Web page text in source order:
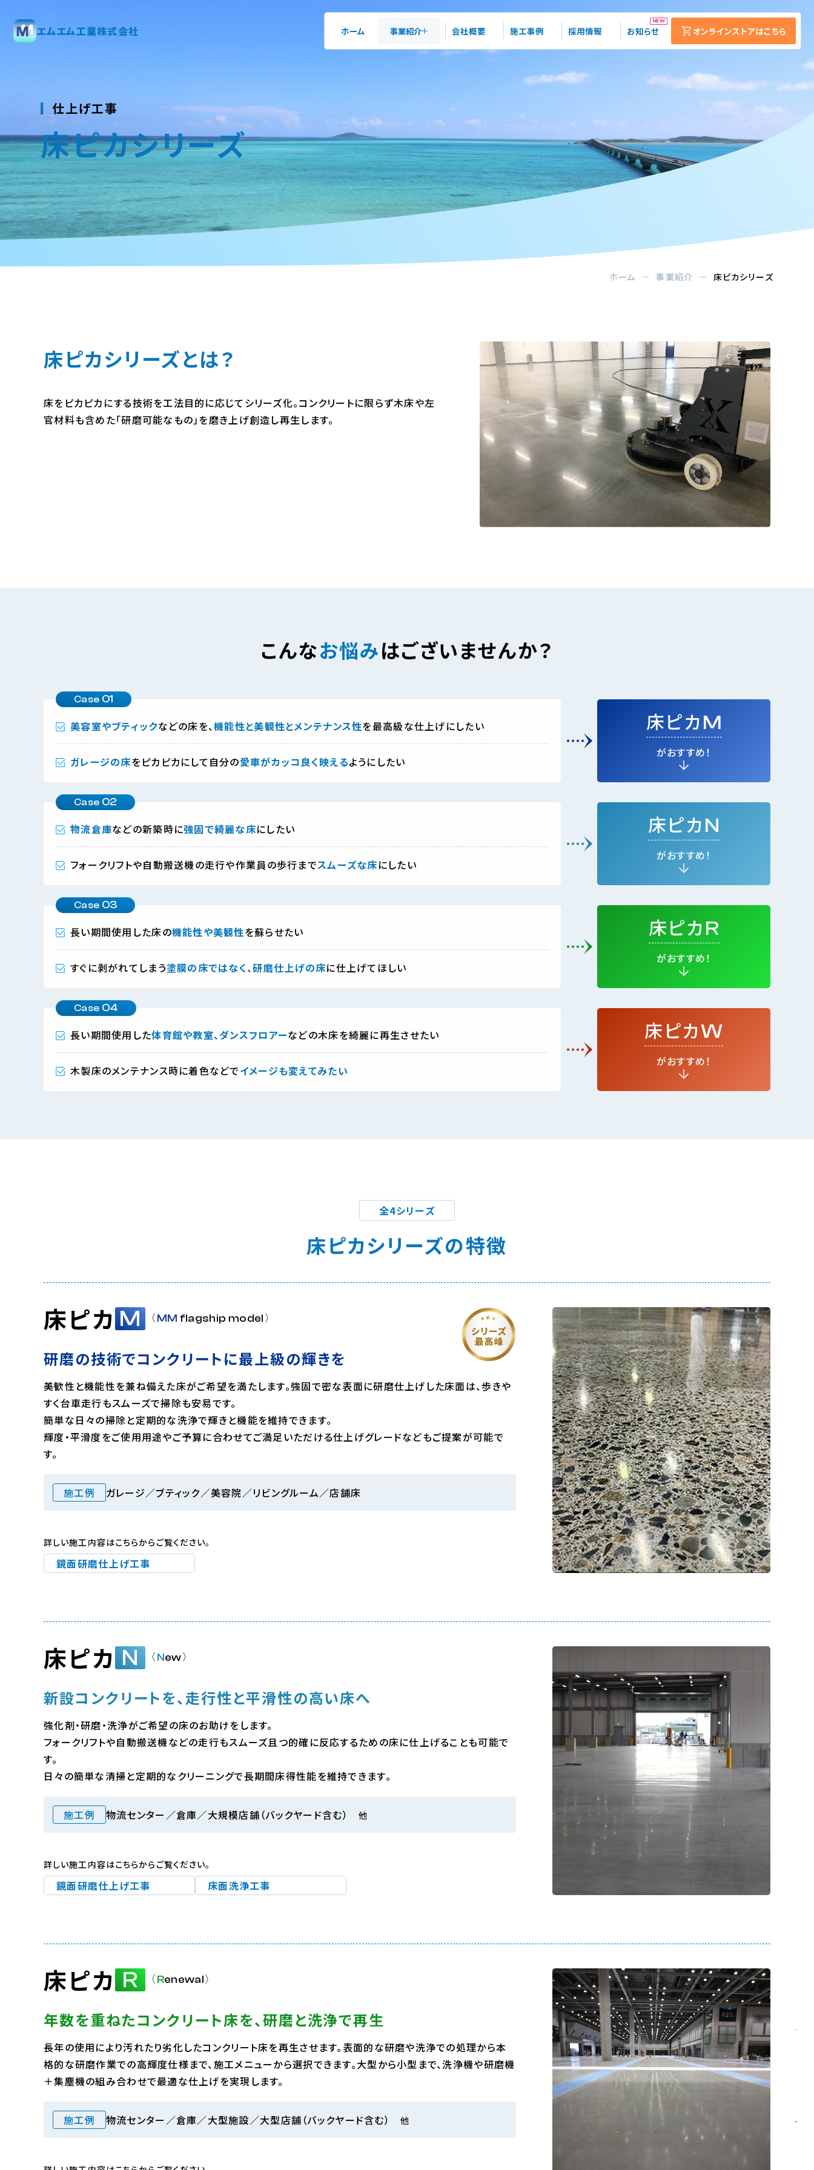
エムエム工業株式会社 ホーム 事業紹介
Business
事業紹介トップ
コンサルティング
工事
仕上げ工事
床ピカシリーズ
鏡面研磨仕上げ工事
木床再生工事
ショットブラスト工事
表面処理工事
下地処理工事
床面洗浄工事
ゴムチップ表面切削工事
販売・レンタル・
修理・カスタマイズ
研究開発・設計・製造
会社概要 施工事例 採用情報 お知らせ
NEW
オンラインストアはこちら
仕上げ工事
床ピカシリーズ
ホーム 事業紹介 床ピカシリーズ
床ピカシリーズとは？
床をピカピカにする技術を工法目的に応じてシリーズ化。コンクリートに限らず木床や左
官材料も含めた「研磨可能なもの」を磨き上げ創造し再生します。
こんなお悩みはございませんか？
Case 01
美容室やブティックなどの床を、機能性と美観性とメンテナンス性を最高級な仕上げにしたい
ガレージの床をピカピカにして自分の愛車がカッコ良く映えるようにしたい
床ピカM
がおすすめ！
Case 02
物流倉庫などの新築時に強固で綺麗な床にしたい
フォークリフトや自動搬送機の走行や作業員の歩行までスムーズな床にしたい
床ピカN
がおすすめ！
Case 03
長い期間使用した床の機能性や美観性を蘇らせたい
すぐに剥がれてしまう塗膜の床ではなく、研磨仕上げの床に仕上げてほしい
床ピカR
がおすすめ！
Case 04
長い期間使用した体育館や教室、ダンスフロアーなどの木床を綺麗に再生させたい
木製床のメンテナンス時に着色などでイメージも変えてみたい
床ピカW
がおすすめ！
全4シリーズ
床ピカシリーズの特徴
床ピカM 〈 MM flagship model 〉
研磨の技術でコンクリートに最上級の輝きを
美歓性と機能性を兼ね備えた床がご希望を満たします。強固で密な表面に研磨仕上げした床面は、歩きや
すく台車走行もスムーズで掃除も安易です。
簡単な日々の掃除と定期的な洗浄で輝きと機能を維持できます。
輝度・平滑度をご使用用途やご予算に合わせてご満足いただける仕上げグレードなどもご提案が可能で
す。
施工例 ガレージ／ブティック／美容院／リビングルーム／店舗床
詳しい施工内容はこちらからご覧ください。
鏡面研磨仕上げ工事
床ピカ N 〈 New〉
新設コンクリートを、走行性と平滑性の高い床へ
強化剤・研磨・洗浄がご希望の床のお助けをします。
フォークリフトや自動搬送機などの走行もスムーズ且つ的確に反応するための床に仕上げることも可能で
す。
日々の簡単な清掃と定期的なクリーニングで長期間床得性能を維持できます。
施工例 物流センター／倉庫／大規模店舗（バックヤード含む）他
詳しい施工内容はこちらからご覧ください。
鏡面研磨仕上げ工事 床面洗浄工事
床ピカ R 〈 Renewal〉
年数を重ねたコンクリート床を、研磨と洗浄で再生
長年の使用により汚れたり劣化したコンクリート床を再生させます。表面的な研磨や洗浄での処理から本
格的な研磨作業での高輝度仕様まで、施工メニューから選択できます。大型から小型まで、洗浄機や研磨機
＋集塵機の組み合わせで最適な仕上げを実現します。
施工例 物流センター／倉庫／大型施設／大型店舗（バックヤード含む）他
資料請求
お問い合わせ